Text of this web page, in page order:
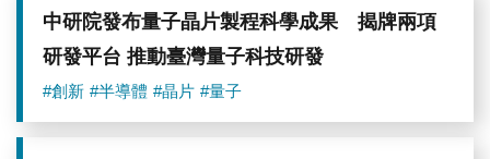
中研院發布量子晶片製程科學成果 揭牌兩項
研發平台 推動臺灣量子科技研發
#創新 #半導體 #晶片 #量子